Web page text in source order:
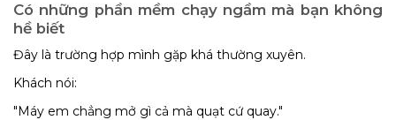
Có những phần mềm chạy ngầm mà bạn không
hề biết
Đây là trường hợp mình gặp khá thường xuyên.
Khách nói:
"Máy em chẳng mở gì cả mà quạt cứ quay."